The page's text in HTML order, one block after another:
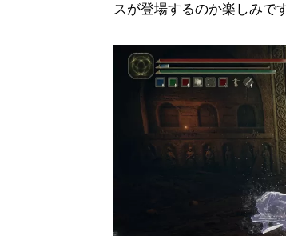
スが登場するのか楽しみです